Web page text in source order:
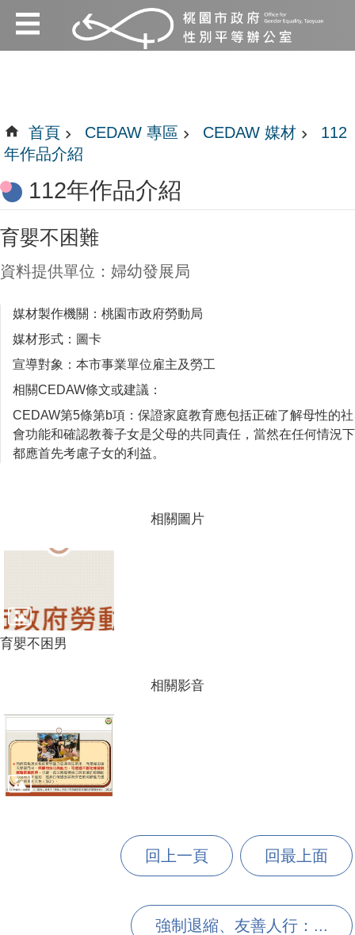
跳到主要內容區塊
:::
:::
首頁 CEDAW 專區 CEDAW 媒材
112
年作品介紹
112年作品介紹
育嬰不困難
資料提供單位：婦幼發展局
媒材製作機關：桃園市政府勞動局
媒材形式：圖卡
宣導對象 ： 本市事業單位雇主及勞工
相關CEDAW條文或建議：
CEDAW第5條第b項：保證家庭教育應包括正確了解母性的社
會功能和確認教養子女是父母的共同責任，當然在任何情況下
都應首先考慮子女的利益。
相關圖片
育嬰不困男
相關影音
回上一頁 回最上面
強制退縮、友善人行：...